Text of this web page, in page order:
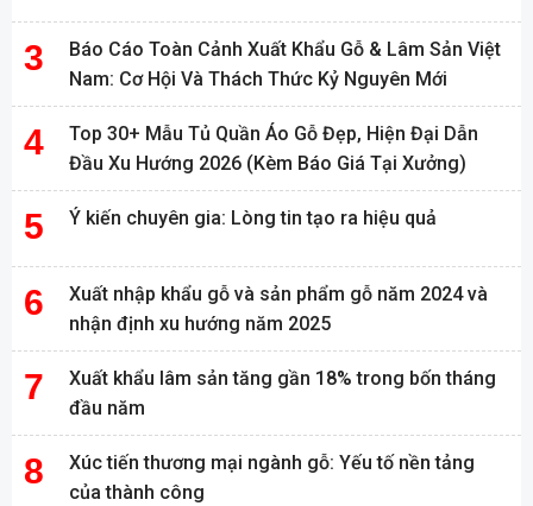
Báo Cáo Toàn Cảnh Xuất Khẩu Gỗ & Lâm Sản Việt
Nam: Cơ Hội Và Thách Thức Kỷ Nguyên Mới
Top 30+ Mẫu Tủ Quần Áo Gỗ Đẹp, Hiện Đại Dẫn
Đầu Xu Hướng 2026 (Kèm Báo Giá Tại Xưởng)
Ý kiến chuyên gia: Lòng tin tạo ra hiệu quả
Xuất nhập khẩu gỗ và sản phẩm gỗ năm 2024 và
nhận định xu hướng năm 2025
Xuất khẩu lâm sản tăng gần 18% trong bốn tháng
đầu năm
Xúc tiến thương mại ngành gỗ: Yếu tố nền tảng
của thành công